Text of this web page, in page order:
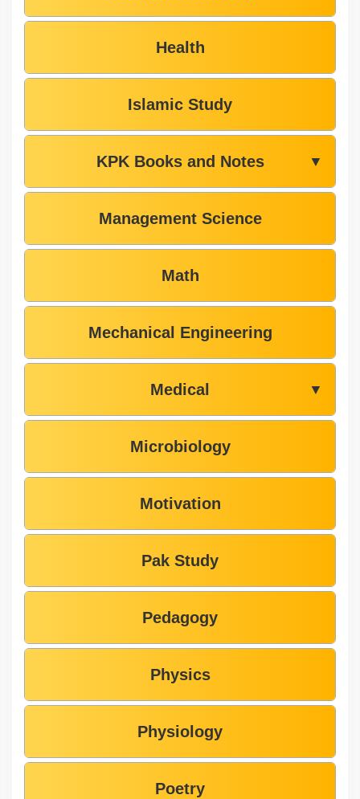
Health
Islamic Study
KPK Books and Notes ▼
Management Science
Math
Mechanical Engineering
Medical ▼
Microbiology
Motivation
Pak Study
Pedagogy
Physics
Physiology
Poetry